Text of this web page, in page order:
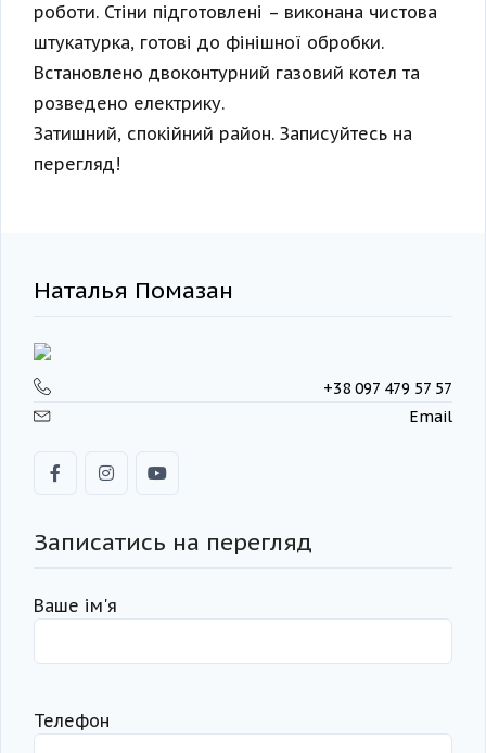
роботи. Стіни підготовлені – виконана чистова
штукатурка, готові до фінішної обробки.
Встановлено двоконтурний газовий котел та
розведено електрику.
Затишний, спокійний район. Записуйтесь на
перегляд!
Наталья Помазан
+38 097 479 57 57
Email
Записатись на перегляд
Ваше ім'я
Телефон